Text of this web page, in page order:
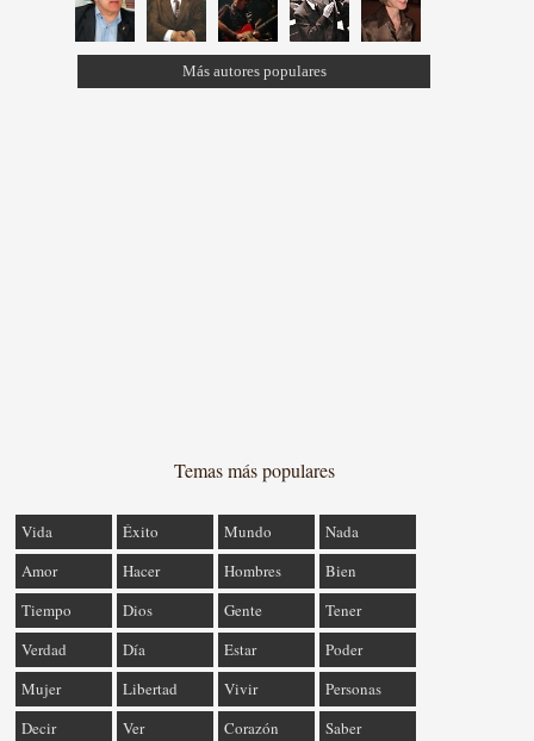
Más autores populares
Temas más populares
Vida Éxito Mundo
Nada
Amor
Hacer Hombres
Bien
Tiempo
Dios Gente
Tener
Verdad
Día Estar
Poder
Mujer
Libertad Vivir
Personas
Decir
Ver Corazón Saber